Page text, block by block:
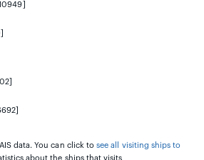
data. You can click tosee all visiting ships to